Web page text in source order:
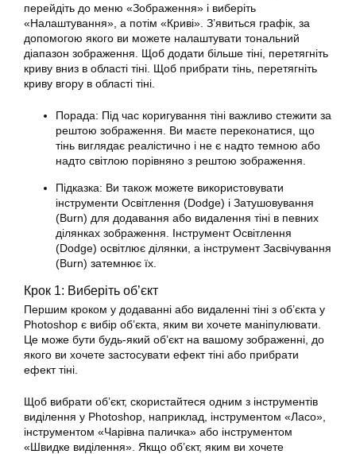
перейдіть до меню «Зображення» і виберіть
«Налаштування», а потім «Криві». З’явиться графік, за
допомогою якого ви можете налаштувати тональний
діапазон зображення. Щоб додати більше тіні, перетягніть
криву вниз в області тіні. Щоб прибрати тінь, перетягніть
криву вгору в області тіні.
Порада: Під час коригування тіні важливо стежити за
рештою зображення. Ви маєте переконатися, що
тінь виглядає реалістично і не є надто темною або
надто світлою порівняно з рештою зображення.
Підказка: Ви також можете використовувати
інструменти Освітлення (Dodge) і Затушовування
(Burn) для додавання або видалення тіні в певних
ділянках зображення. Інструмент Освітлення
(Dodge) освітлює ділянки, а інструмент Засвічування
(Burn) затемнює їх.
Крок 1: Виберіть об’єкт
Першим кроком у додаванні або видаленні тіні з об’єкта у
Photoshop є вибір об’єкта, яким ви хочете маніпулювати.
Це може бути будь-який об’єкт на вашому зображенні, до
якого ви хочете застосувати ефект тіні або прибрати
ефект тіні.
Щоб вибрати об’єкт, скористайтеся одним з інструментів
виділення у Photoshop, наприклад, інструментом «Ласо»,
інструментом «Чарівна паличка» або інструментом
«Швидке виділення». Якщо об’єкт, яким ви хочете